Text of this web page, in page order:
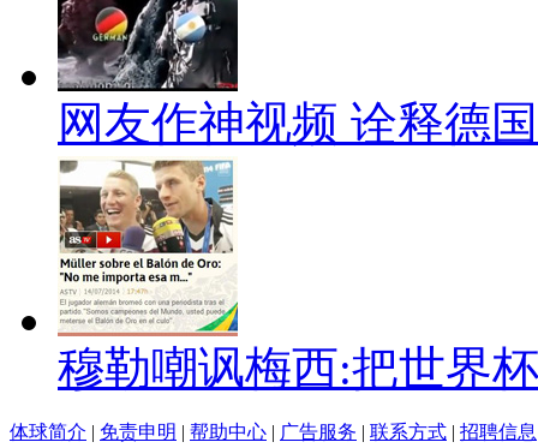
网友作神视频 诠释德
穆勒嘲讽梅西:把世界
体球简介 | 免责申明 | 帮助中心 | 广告服务 | 联系方式 | 招聘信息